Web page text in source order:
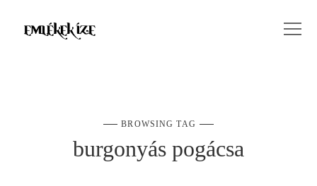
BROWSING TAG
burgonyás pogácsa